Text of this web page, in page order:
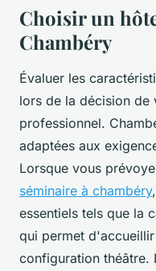
Choisir un
Chambéry
Évaluer les
lors de la décision de
professionnel.
adaptées aux
Lorsque vous
séminaire à chambéry
essentiels tels que la
qui permet
configuration théâtre.